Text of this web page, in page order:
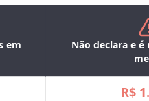
em
Não declara e
R$